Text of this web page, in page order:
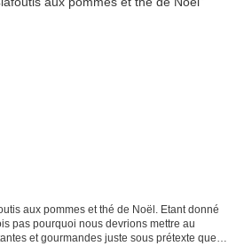
aux pommes et thé de Noël. Etant donné
pas pourquoi nous devrions mettre au
et gourmandes juste sous prétexte que